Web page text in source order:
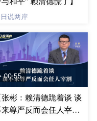
说两岸
00:55
张彬：赖清德跪着谈 谈
来尊严反而会任人宰